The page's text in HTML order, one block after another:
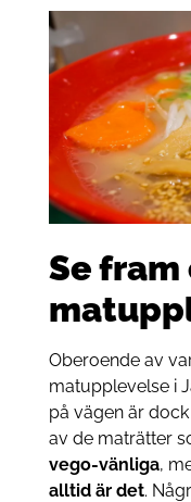
Se fram
Oberoende av
matupplevelse i
på vägen är
av de maträtter
vego-vänliga,
alltid är det.